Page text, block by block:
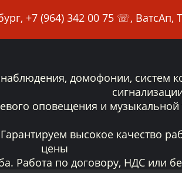
+7 (964) 342 00 75 ☏,
домофонии, систем
оповещения и музыкальной
высокое качество
цены
Работа по договору, НДС или